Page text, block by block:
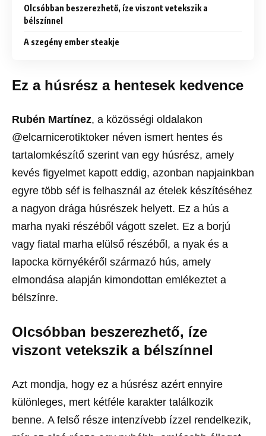
Olcsóbban beszerezhető, íze viszont vetekszik a
bélszínnel
A szegény ember steakje
Ez a húsrész a hentesek kedvence
Rubén Martínez, a közösségi oldalakon
@elcarnicerotiktoker néven ismert hentes és
tartalomkészítő szerint van egy húsrész, amely
kevés figyelmet kapott eddig, azonban napjainkban
egyre több séf is felhasznál az ételek készítéséhez
a nagyon drága húsrészek helyett. Ez a hús a
marha nyaki részéből vágott szelet. Ez a borjú
vagy fiatal marha elülső részéből, a nyak és a
lapocka környékéről származó hús, amely
elmondása alapján kimondottan emlékeztet a
bélszínre.
Olcsóbban beszerezhető, íze
viszont vetekszik a bélszínnel
Azt mondja, hogy ez a húsrész azért ennyire
különleges, mert kétféle karakter találkozik
benne. A felső része intenzívebb ízzel rendelkezik,